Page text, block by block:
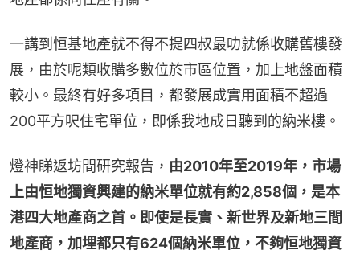
一講到恒基地產就不得不提四叔最叻就係收購舊樓發
展，由於呢類收購多數位於市區位置，加上地盤面積
較小。最終有好多項目，都發展成實用面積不超過
200平方呎住宅單位，即係我地成日聽到的納米樓。
燈神睇返坊間研究報告， 由2010年至2019年，市場
上由恒地獨資興建的納米單位就有約2,858個，是本
港四⼤地產商之⾸。即使是⻑實、新世界及新地三間
地產商，加埋都只有624個納米單位，不夠恒地獨資